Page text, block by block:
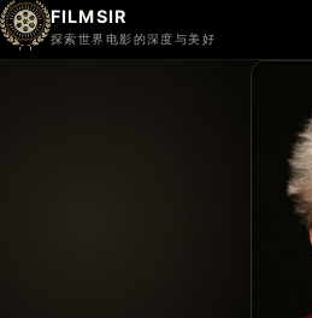
FILMSIR
探索世界电影的深度与美好